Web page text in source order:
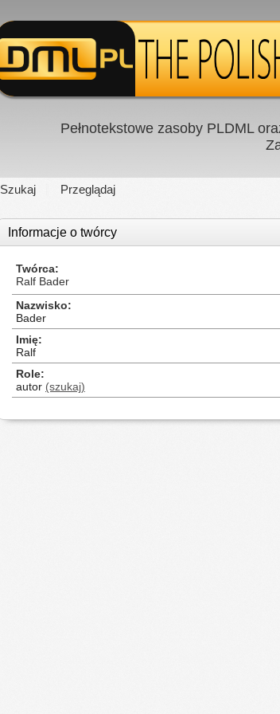
Pełnotekstowe zasoby PLDML
Szukaj Przeglądaj
Informacje o twórcy
Twórca
Ralf Bader
Nazwisko
Bader
Imię
Ralf
Role
autor (szukaj)